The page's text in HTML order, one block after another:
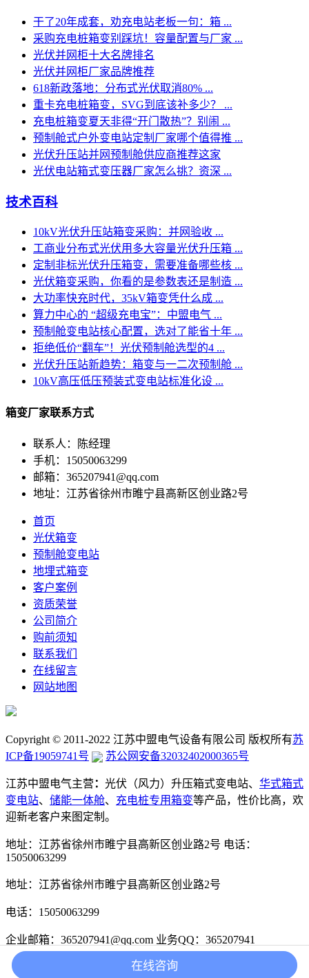
干了20年成套，劝充电站老板一句：箱 ...
采购充电桩箱变别踩坑！容量配置与厂家 ...
光伏并网柜十大名牌排名
光伏并网柜厂家品牌推荐
618新政落地：分布式光伏取消80% ...
重卡充电桩箱变，SVG到底该补多少？ ...
充电桩箱变夏天非得“开门散热”？别闹 ...
预制舱式户外变电站定制厂家哪个值得推 ...
光伏升压站并网预制舱供应商推荐这家
光伏电站箱式变压器厂家怎么挑？资深 ...
技术百科
10kV光伏升压站箱变采购：并网验收 ...
工商业分布式光伏用多大容量光伏升压箱 ...
定制非标光伏升压箱变，需要准备哪些核 ...
光伏箱变采购，你看的是参数表还是制造 ...
大功率快充时代，35kV箱变凭什么成 ...
算力中心的 “超级充电宝”：中盟电气 ...
预制舱变电站核心配置，选对了能省十年 ...
拒绝低价“翻车”！光伏预制舱选型的4 ...
光伏升压站新趋势：箱变与一二次预制舱 ...
10kV高压低压预装式变电站标准化设 ...
箱变厂家联系方式
联系人：陈经理
手机：15050063299
邮箱：365207941@qq.com
地址：江苏省徐州市睢宁县高新区创业路2号
首页
光伏箱变
预制舱变电站
地埋式箱变
客户案例
资质荣誉
公司简介
购前须知
联系我们
在线留言
网站地图
Copyright © 2011-2022 江苏中盟电气设备有限公司 版权所有苏
ICP备19059741号
苏公网安备32032402000365号
江苏中盟电气主营： 光伏（风力）升压箱式变电站、 华式箱式
变电站、 储能一体舱、 充电桩专用箱变等产品，性价比高，欢
迎新老客户来图定制。
地址：江苏省徐州市睢宁县高新区创业路2号 电话：
15050063299
地址：江苏省徐州市睢宁县高新区创业路2号
电话：15050063299
企业邮箱：365207941@qq.com 业务QQ：365207941
业务QQ：365207941 在线咨询